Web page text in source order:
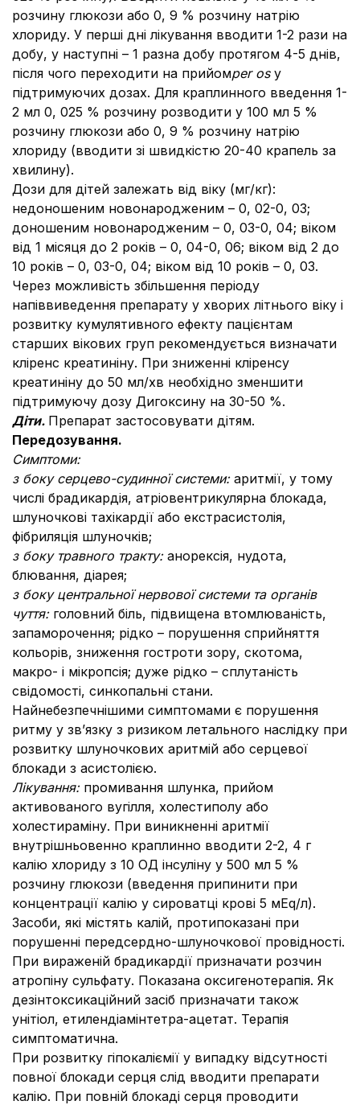
розчину глюкози або 0, 9 % розчину натрію
хлориду. У перші дні лікування вводити 1-2 рази на
добу, у наступні – 1 разна добу протягом 4-5 днів,
після чого переходити на прийомper osу
підтримуючих дозах. Для краплинного введення 1-
2 мл 0, 025 % розчину розводити у 100 мл 5 %
розчину глюкози або 0, 9 % розчину натрію
хлориду (вводити зі швидкістю 20-40 крапель за
хвилину).
Дози для дітей залежать від віку (мг/кг):
недоношеним новонародженим – 0, 02-0, 03;
доношеним новонародженим – 0, 03-0, 04; віком
від 1 місяця до 2 років – 0, 04-0, 06; віком від 2 до
10 років – 0, 03-0, 04; віком від 10 років – 0, 03.
Через можливість збільшення періоду
напіввиведення препарату у хворих літнього віку і
розвитку кумулятивного ефекту пацієнтам
старших вікових груп рекомендується визначати
кліренс креатиніну. При зниженні кліренсу
креатиніну до 50 мл/хв необхідно зменшити
підтримуючу дозу Дигоксину на 30-50 %.
Діти. Препарат застосовувати дітям.
Передозування.
Симптоми:
з боку серцево-судинної системи: аритмії, у тому
числі брадикардія, атріовентрикулярна блокада,
шлуночкові тахікардії або екстрасистолія,
фібриляція шлуночків;
з боку травного тракту: анорексія, нудота,
блювання, діарея;
з боку центральної нервової системи та органів
чуття: головний біль, підвищена втомлюваність,
запаморочення; рідко – порушення сприйняття
кольорів, зниження гостроти зору, скотома,
макро- і мікропсія; дуже рідко – сплутаність
свідомості, синкопальні стани.
Найнебезпечнішими симптомами є порушення
ритму у зв’язку з ризиком летального наслідку при
розвитку шлуночкових аритмій або серцевої
блокади з асистолією.
Лікування: промивання шлунка, прийом
активованого вугілля, холестиполу або
холестираміну. При виникненні аритмії
внутрішньовенно краплинно вводити 2-2, 4 г
калію хлориду з 10 ОД інсуліну у 500 мл 5 %
розчину глюкози (введення припинити при
концентрації калію у сироватці крові 5 мEq/л).
Засоби, які містять калій, протипоказані при
порушенні передсердно-шлуночкової провідності.
При вираженій брадикардії призначати розчин
атропіну сульфату. Показана оксигенотерапія. Як
дезінтоксикаційний засіб призначати також
унітіол, етилендіамінтетра-ацетат. Терапія
симптоматична.
При розвитку гіпокаліємії у випадку відсутності
повної блокади серця слід вводити препарати
калію. При повній блокаді серця проводити